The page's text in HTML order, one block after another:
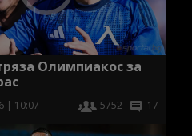
Олимпиакос за
| 10:07 5752 17